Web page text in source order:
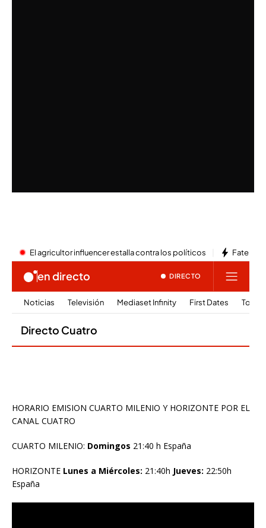
HORARIO EMISION CUARTO MILENIO Y HORIZONTE POR EL
CANAL CUATRO
CUARTO MILENIO: Domingos 21:40 h España
HORIZONTE Lunes a Miércoles: 21:40h Jueves: 22:50h
España